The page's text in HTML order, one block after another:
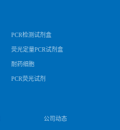
PCR检测试剂盒
荧光定量PCR试剂盒
耐药细胞
PCR荧光试剂
公司动态